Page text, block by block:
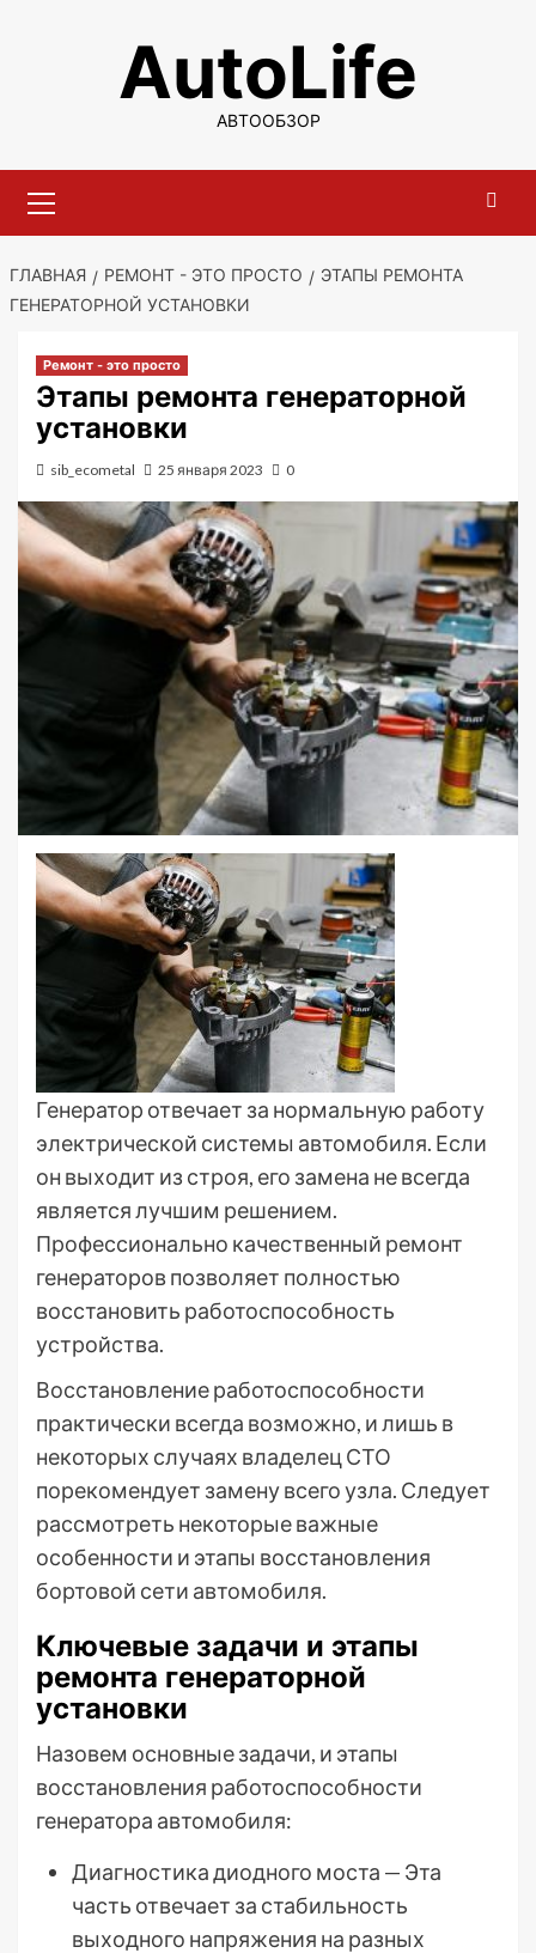
содержимомуAutoLife
АВТООБЗОР
меню
ГЛАВНАЯ РЕМОНТ - ЭТО ПРОСТО
ЭТАПЫ РЕМОНТА
ГЕНЕРАТОРНОЙ УСТАНОВКИ
Ремонт - это просто
Этапы ремонта генераторной
установки
sib_ecometal 25 января 2023 0
Генератор отвечает за нормальную работу
электрической системы автомобиля. Если
он выходит из строя, его замена не всегда
является лучшим решением.
Профессионально качественный ремонт
генераторов позволяет полностью
восстановить работоспособность
устройства.
Восстановление работоспособности
практически всегда возможно, и лишь в
некоторых случаях владелец СТО
порекомендует замену всего узла. Следует
рассмотреть некоторые важные
особенности и этапы восстановления
бортовой сети автомобиля.
Ключевые задачи и этапы
ремонта генераторной
установки
Назовем основные задачи, и этапы
восстановления работоспособности
генератора автомобиля:
Диагностика диодного моста — Эта
часть отвечает за стабильность
выходного напряжения на разных